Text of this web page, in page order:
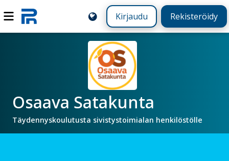
Kirjaudu Rekisteröidy
Osaava Satakunta
Täydennyskoulutusta sivistystoimialan henkilöstölle